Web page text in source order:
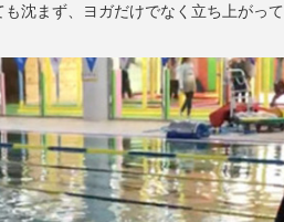
沈まず、ヨガだけでなく立ち上がっ